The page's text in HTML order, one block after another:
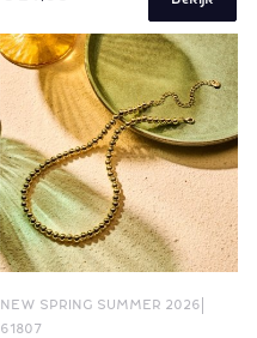
NEW SPRING SUMMER 2026
61807